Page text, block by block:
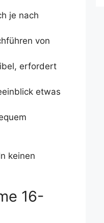
je nach
von
erfordert
etwas
keinen
16-